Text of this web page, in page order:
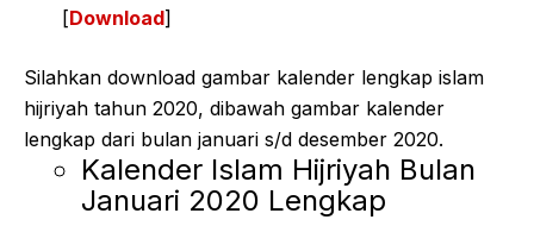
[Download]
Silahkan download gambar kalender lengkap islam
hijriyah tahun 2020, dibawah gambar kalender
lengkap dari bulan januari s/d desember 2020.
Kalender Islam Hijriyah Bulan
Januari 2020 Lengkap